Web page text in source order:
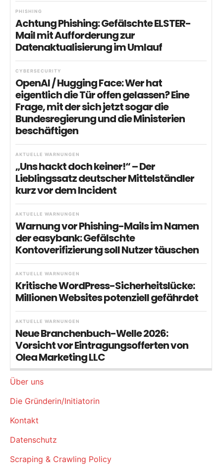
PHISHING
Achtung Phishing: Gefälschte ELSTER-
Mail mit Aufforderung zur
Datenaktualisierung im Umlauf
CYBERSECURITY
OpenAI / Hugging Face: Wer hat
eigentlich die Tür offen gelassen? Eine
Frage, mit der sich jetzt sogar die
Bundesregierung und die Ministerien
beschäftigen
AKTUELLE WARNUNGEN
„Uns hackt doch keiner!“ – Der
Lieblingssatz deutscher Mittelständler
kurz vor dem Incident
AKTUELLE WARNUNGEN
Warnung vor Phishing-Mails im Namen
der easybank: Gefälschte
Kontoverifizierung soll Nutzer täuschen
AKTUELLE WARNUNGEN
Kritische WordPress-Sicherheitslücke:
Millionen Websites potenziell gefährdet
AKTUELLE WARNUNGEN
Neue Branchenbuch-Welle 2026:
Vorsicht vor Eintragungsofferten von
Olea Marketing LLC
Über uns
Die Gründerin/Initiatorin
Kontakt
Datenschutz
Scraping & Crawling Policy